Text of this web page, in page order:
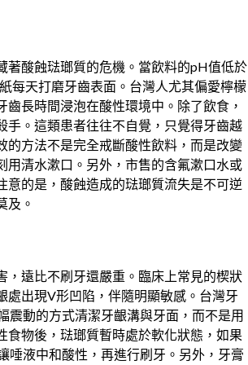
著酸蝕琺瑯質的危機。當飲料的pH值低於
每天打磨牙齒表面。台灣人尤其偏愛檸檬
長時間浸泡在酸性環境中。除了飲食，
手。這類患者往往不自覺，只覺得牙齒越
方法不是完全戒斷酸性飲料，而是改變
用清水漱口。另外，市售的含氟漱口水或
意的是，酸蝕造成的琺瑯質流失是不可逆
及。
，遠比不刷牙還嚴重。臨床上常見的楔狀
出現V形凹陷，伴隨明顯敏感。台灣牙
震動的方式清潔牙齦溝與牙面，而不是用
物後，琺瑯質暫時處於軟化狀態，如果
唾液中和酸性，再進行刷牙。另外，牙膏